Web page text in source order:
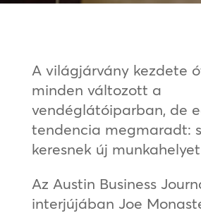
A világjárvány kezdete
minden változott a
vendéglátóiparban, de
tendencia megmaradt:
keresnek új
Az Austin Business
interjújában Joe